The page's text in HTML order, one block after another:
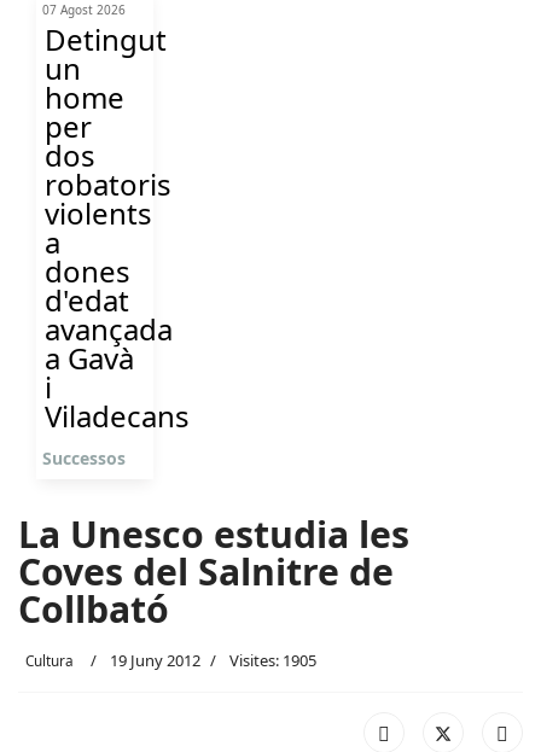
07 Agost 2026
Detingut
un
home
per
dos
robatoris
violents
a
dones
d'edat
avançada
a Gavà
i
Viladecans
Successos
La Unesco estudia les
Coves del Salnitre de
Collbató
Cultura 19 Juny 2012 Visites: 1905